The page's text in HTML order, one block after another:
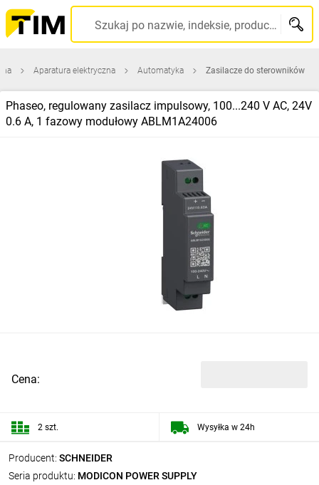
Szukaj po nazwie, indeksie, producencie, kodzie kreskowym...
Aparatura elektryczna Automatyka Zasilacze do sterowników
Phaseo, regulowany zasilacz impulsowy, 100...240 V AC, 24V
0.6 A, 1 fazowy modułowy ABLM1A24006
Producent: SCHNEIDER
Seria produktu: MODICON POWER SUPPLY
Cena:
2 szt. Wysyłka w 24h